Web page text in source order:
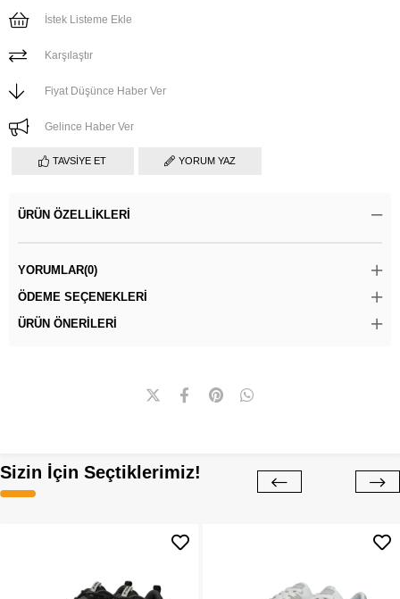
İstek Listeme Ekle
Karşılaştır
Fiyat Düşünce Haber Ver
Gelince Haber Ver
TAVSIYE ET YORUM YAZ
ÜRÜN ÖZELLIKLERI
YORUMLAR(0)
ÖDEME SEÇENEKLERI
ÜRÜN ÖNERILERI
Sizin İçin Seçtiklerimiz!